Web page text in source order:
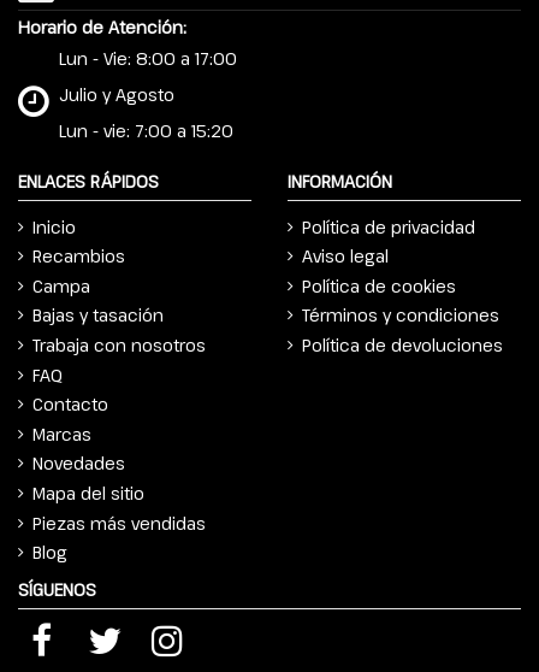
Horario de Atención:
Lun - Vie: 8:00 a 17:00
Julio y Agosto
Lun - vie: 7:00 a 15:20
ENLACES RÁPIDOS
Inicio
Recambios
Campa
Bajas y tasación
Trabaja con nosotros
FAQ
Contacto
Marcas
Novedades
Mapa del sitio
Piezas más vendidas
Blog
INFORMACIÓN
Política de privacidad
Aviso legal
Política de cookies
Términos y condiciones
Política de devoluciones
SÍGUENOS